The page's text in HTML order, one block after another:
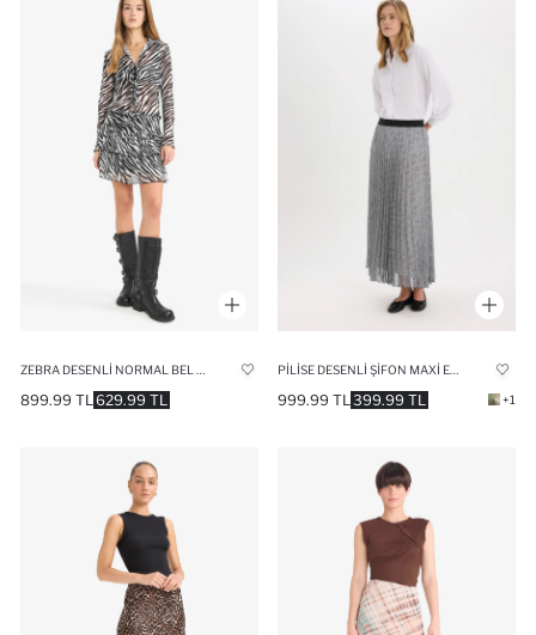
ZEBRA DESENLI NORMAL BEL TÜL MINI ETEK
629.99 TL
899.99 TL
PILISE DESENLI ŞIFON MAXI ETEK
399.99 TL
999.99 TL +1